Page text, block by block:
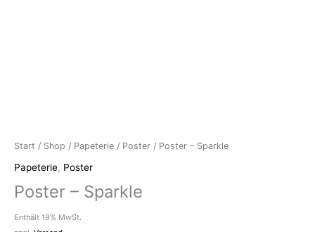
Start / Shop / Papeterie / Poster / Poster – Sparkle
Papeterie, Poster
Poster – Sparkle
Enthält 19% MwSt.